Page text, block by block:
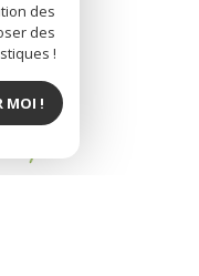
des
des
!
MOI !